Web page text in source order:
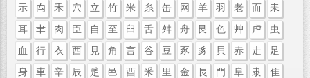
示
禸 禾 穴 立 竹 米 糸 缶 网 羊 羽 老 而
耒
耳
聿 肉 臣 自 至 臼 舌 舛 舟 艮 色 艸 虍
虫
血
行 衣 西 見 角 言 谷 豆 豕 豸 貝 赤 走
足
身
車 辛 辰 辵 邑 酉 釆 里 金 長 門 阜 隶
隹